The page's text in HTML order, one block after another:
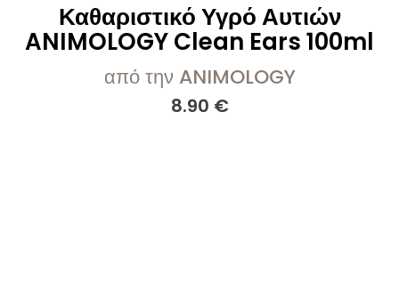
Καθαριστικό Υγρό Αυτιών
ANIMOLOGY Clean Ears 100ml
από την ANIMOLOGY
8.90 €